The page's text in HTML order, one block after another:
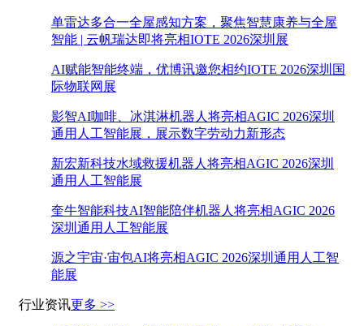
单雷达多合一全屋感知方案，聚焦智慧康养与全屋
智能 | 云帆瑞达即将亮相IOTE 2026深圳展
AI赋能智能终端，优博讯邀您相约IOTE 2026深圳国
际物联网展
影智AI咖啡、冰淇淋机器人将亮相AGIC 2026深圳
通用人工智能展，展示数字劳动力新形态
新宏新科技水域救援机器人将亮相AGIC 2026深圳
通用人工智能展
奎牛智能科技AI智能陪伴机器人将亮相AGIC 2026
深圳通用人工智能展
源之宇宙·宙包AI将亮相AGIC 2026深圳通用人工智
能展
行业资讯更多 >>